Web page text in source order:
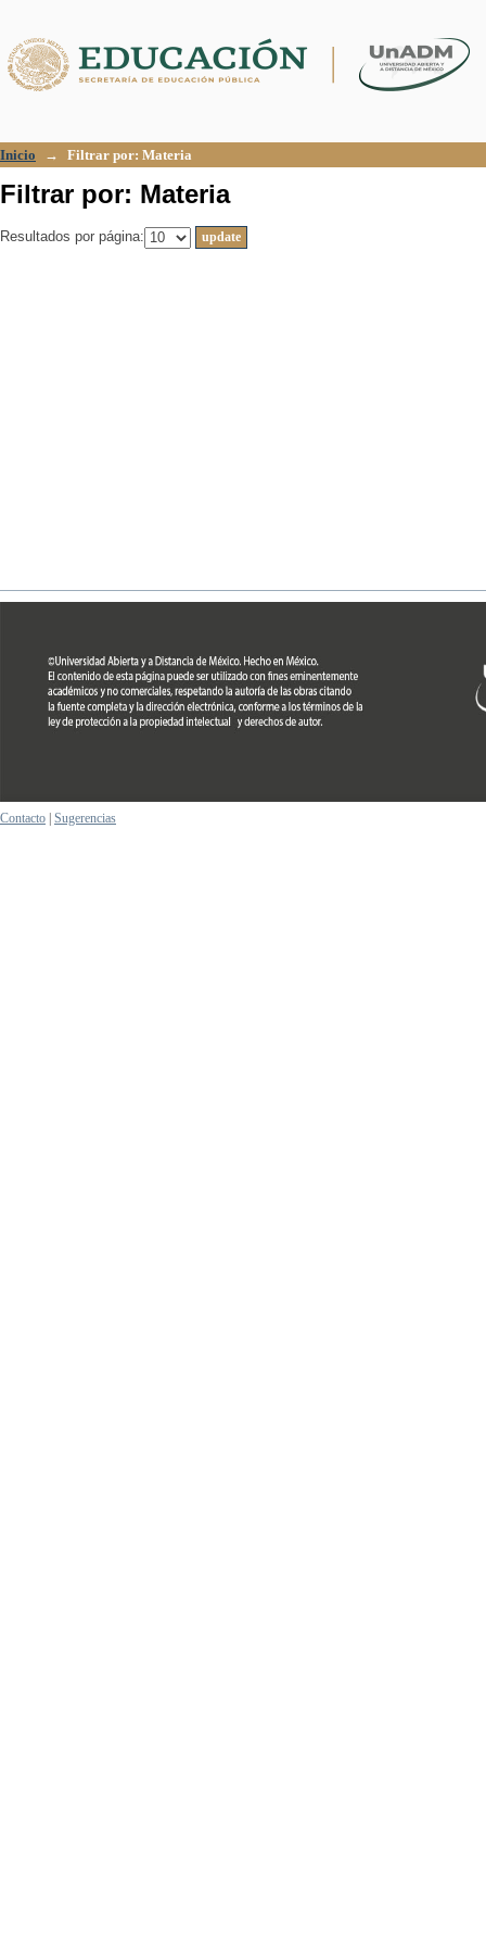
Inicio → Filtrar por: Materia
Filtrar por: Materia
Resultados por página:
Contacto Sugerencias